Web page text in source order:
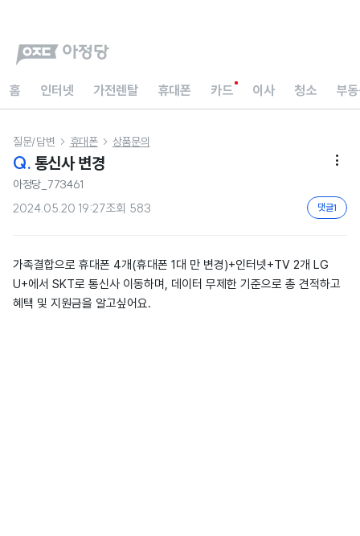
홈 인터넷 가전렌탈 휴대폰 카드 이사 청소 부
질문/답변  휴대폰  상품문의
Q. 통신사 변경 
아정당_773461
2024.05.20 19:27조회 583 댓글1
가족결합으로 휴대폰 4개(휴대폰 1대 만 변경)+인터넷+TV 2개 LG
U+에서 SKT로 통신사 이동하며, 데이터 무제한 기준으로 총 견적하고
혜택 및 지원금을 알고싶어요.